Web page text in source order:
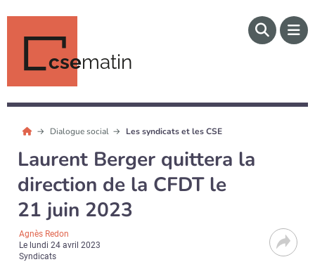
csematin
Dialogue social Les syndicats et les CSE
Laurent Berger quittera la
direction de la CFDT le
21 juin 2023
Agnès Redon
Le lundi 24 avril 2023
Syndicats